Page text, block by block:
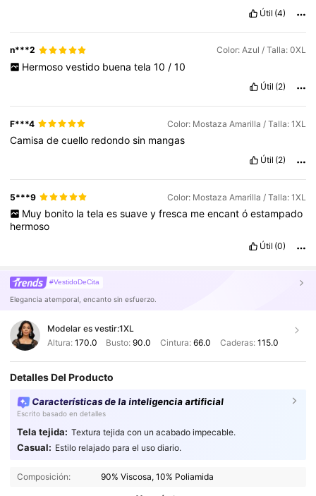
Útil (4)
n***2 Color: Azul / Talla: 0XL
Hermoso vestido buena tela 10 / 10
Útil (2)
F***4 Color: Mostaza Amarilla / Talla: 1XL
Camisadecuello redondosin mangas
Útil (2)
5***9 Color: Mostaza Amarilla / Talla: 1XL
Muy bonito la tela es suave y fresca me encant ó estampado
hermoso
Útil (0)
#VestidoDeCita
Elegancia atemporal, encanto sin esfuerzo.
Modelar es vestir:1XL
Altura: 170.0 Busto:90.0 Cintura: 66.0 Caderas: 115.0
Detalles Del Producto
Características de la inteligencia artificial
Escrito basado en detalles
Tela tejida: Textura tejida con un acabado impecable.
Casual: Estilo relajado para el uso diario.
Composición: 90% Viscosa, 10% Poliamida